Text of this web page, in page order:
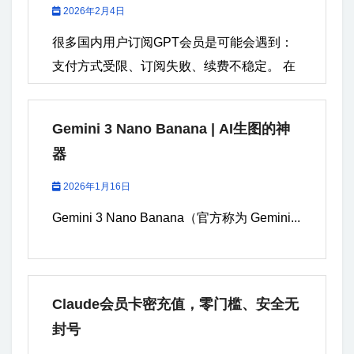
2026年2月4日
很多国内用户订阅GPT会员是可能会遇到：
支付方式受限、订阅失败、续费不稳定。 在
失败或扣款不成功 续费提醒不到位导致中断
不合法渠道，账号出现封号情况 一、GPT会
员充值平台 在国内订阅...
Gemini 3 Nano Banana | AI生图的神
器
2026年1月16日
Gemini 3 Nano Banana（官方称为 Gemini...
Claude会员卡密充值，零门槛、安全无
封号